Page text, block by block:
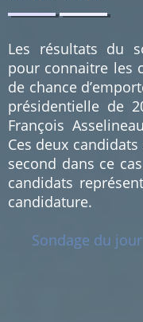
1.14
1.14
Les résultats du
pour connaitre les
de chance
présidentielle de
François
Ces deux
second dans ce
candidats
candidature.
Sondage du